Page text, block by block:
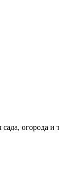
огорода